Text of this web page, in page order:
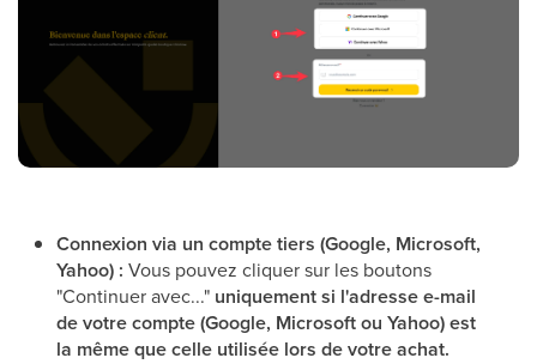
Connexion via un compte tiers (Google, Microsoft,
Yahoo) : Vous pouvez cliquer sur les boutons
"Continuer avec..." uniquement si l'adresse e-mail
de votre compte (Google, Microsoft ou Yahoo) est
la même que celle utilisée lors de votre achat.